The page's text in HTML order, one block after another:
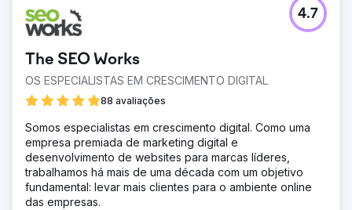
The SEO Works
OS ESPECIALISTAS EM CRESCIMENTO DIGITAL
88 avaliações
4.7
Somos especialistas em crescimento digital. Como uma
empresa premiada de marketing digital e
desenvolvimento de websites para marcas líderes,
trabalhamos há mais de uma década com um objetivo
fundamental: levar mais clientes para o ambiente online
das empresas.